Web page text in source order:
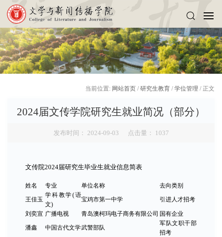
当前位置: 网站首页 / 研究生教育 / 学位管理 / 正文
2024届文传学院研究生就业简况（部分）
发布时间： 2024-09-03 点击量： 1037
文传院2024届研究生毕业生就业信息简表
姓名 专业 单位名称
去向类别
王佳玉
学科教学(语
文)
宝鸡市第一中学 引进人才招考
刘奕宣 广播电视 青岛澳柯玛电子商务有限公司 国有企业
潘鑫
中国古代文学武警部队
军队文职干部
招考